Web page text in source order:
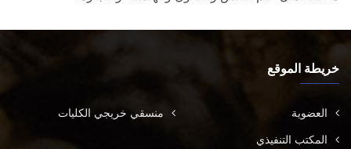
خريطة الموقع
العضوية منسقي خريجي الكليات
المكتب التنفيذي